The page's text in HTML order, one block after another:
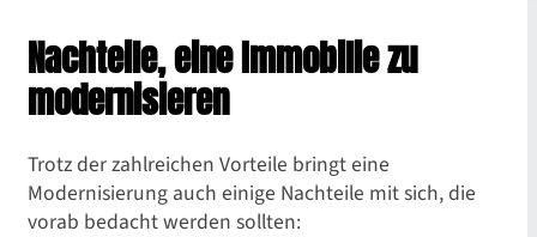
Nachteile, eine Immobilie zu
modernisieren
Trotz der zahlreichen Vorteile bringt eine
Modernisierung auch einige Nachteile mit sich, die
vorab bedacht werden sollten: